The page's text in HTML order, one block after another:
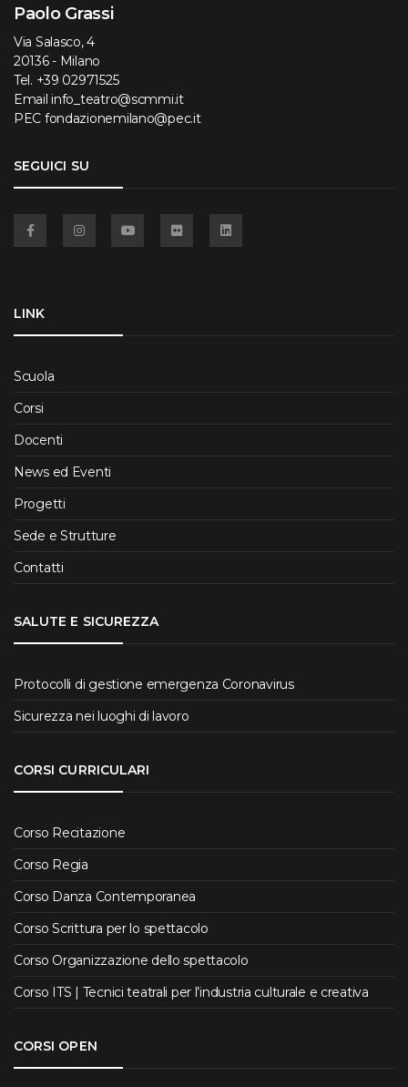
Paolo Grassi
Via Salasco, 4
20136 - Milano
Tel. +39 02971525
Email info_teatro@scmmi.it
PEC fondazionemilano@pec.it
SEGUICI SU
LINK
Scuola
Corsi
Docenti
News ed Eventi
Progetti
Sede e Strutture
Contatti
SALUTE E SICUREZZA
Protocolli di gestione emergenza Coronavirus
Sicurezza nei luoghi di lavoro
CORSI CURRICULARI
Corso Recitazione
Corso Regia
Corso Danza Contemporanea
Corso Scrittura per lo spettacolo
Corso Organizzazione dello spettacolo
Corso ITS | Tecnici teatrali per l’industria culturale e creativa
CORSI OPEN